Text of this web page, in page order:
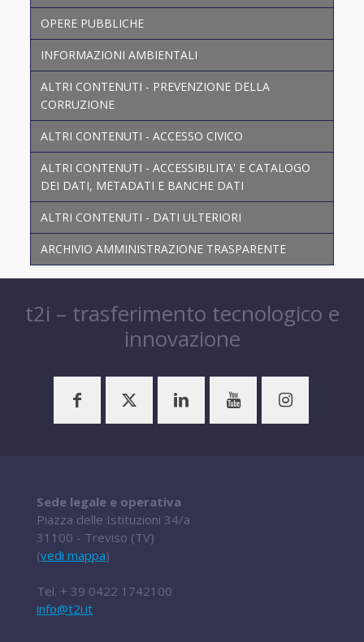
OPERE PUBBLICHE
INFORMAZIONI AMBIENTALI
ALTRI CONTENUTI - PREVENZIONE DELLA
CORRUZIONE
ALTRI CONTENUTI - ACCESSO CIVICO
ALTRI CONTENUTI - ACCESSIBILITA' E CATALOGO
DEI DATI, METADATI E BANCHE DATI
ALTRI CONTENUTI - DATI ULTERIORI
ARCHIVIO AMMINISTRAZIONE TRASPARENTE
t2i – trasferimento tecnologico e
innovazione
Sede legale e operativa
Piazza delle Istituzioni 34/a
31100 - Treviso (TV)
(vedi mappa)
Tel. + 39 0422 1742100
info@t2i.it